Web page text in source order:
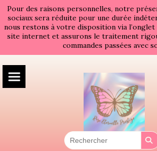
Pour des raisons personnelles, notre
sociaux sera réduite pour une durée
nous restons à votre disposition via
site internet et assurons le traitement
commandes passées avec